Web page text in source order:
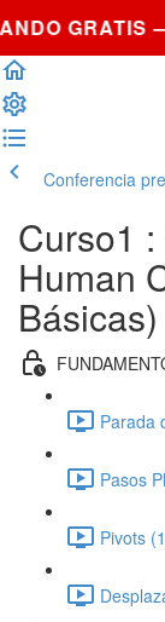
Conferencia
Curso1
Human
Básicas)
Parada
Pasos
Pivots